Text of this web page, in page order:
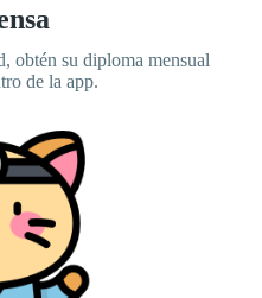
obtén su diploma mensual
de la app.